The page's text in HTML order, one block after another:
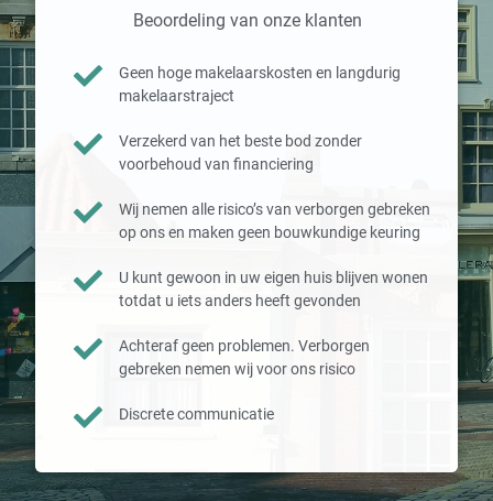
Beoordeling van onze klanten
Geen hoge makelaarskosten en langdurig
makelaarstraject
Verzekerd van het beste bod zonder
voorbehoud van financiering
Wij nemen alle risico’s van verborgen gebreken
op ons en maken geen bouwkundige keuring
U kunt gewoon in uw eigen huis blijven wonen
totdat u iets anders heeft gevonden
Achteraf geen problemen. Verborgen
gebreken nemen wij voor ons risico
Discrete communicatie